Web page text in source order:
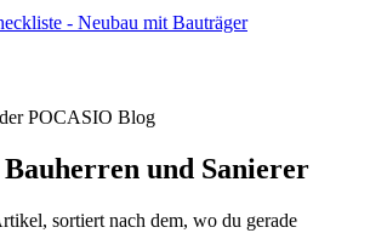
- Neubau mit Bauträger
und Sanierer
sortiert nach dem, wo du gerade